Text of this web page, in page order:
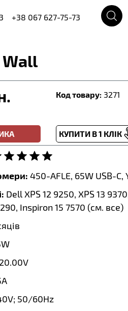
+38 067 627-75-73
Wall
Код товару: 3271
КУПИТИ В 1 КЛІК
450-AFLE, 65W USB-C,
Dell XPS 12 9250, XPS 13
Inspiron 15 7570 (см. все)
50/60Hz